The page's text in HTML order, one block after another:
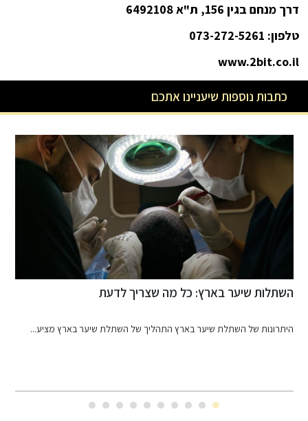
דרך מנחם בגין 156, ת"א 6492108
טלפון: 073-272-5261
www.2bit.co.il
כתבות נוספות שיעניינו אתכם
הגישה החדשנית להסרת שיער ולטיפול באקנה: הכירו את
לקליניקת האסתטיקה
ממערכת החינוך לגיל הרך לקליניקת בוטיק מובילה: ריטה יעקובוב, מייסדת...